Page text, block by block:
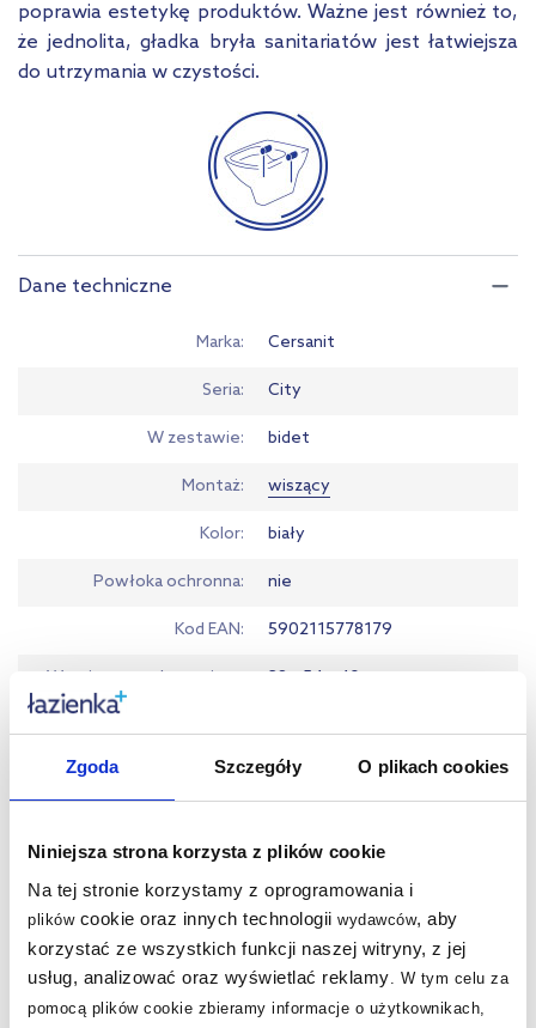
Zgoda Szczegóły O plikach cookies
Niniejsza strona korzysta z plików cookie
Na tej stronie korzystamy z oprogramowania i
plikówcookie oraz innych technologii wydawców, aby
korzystać ze wszystkich funkcji naszej witryny, z jej
usług, analizować oraz wyświetlać reklamy
W tym celu za
pomocą plików cookie zbieramy informacje o użytkownikach,
poprawia estetykę produktów. Ważne jest również to,
że jednolita, gładka bryła sanitariatów jest łatwiejsza
do utrzymania w czystości.
Dane techniczne
Marka Cersanit
Seria City
W zestawie bidet
Montaż wiszący
Kolor biały
Powłoka ochronna nie
Kod EAN 5902115778179
Wymiary z opakowaniem 38 x 54 x 40 cm
Gwarancja Pobierz
Warto dokupić:
Kupowane z tym produktem: